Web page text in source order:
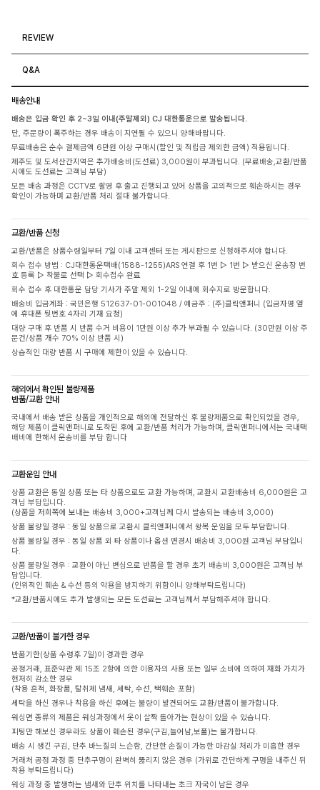
REVIEW
Q&A
배송안내
배송은 입금 확인 후 2~3일 이내(주말제외) CJ 대한통운으로 발송됩니다.
단, 주문량이 폭주하는 경우 배송이 지연될 수 있으니 양해바랍니다.
무료배송은 순수 결제금액 6만원 이상 구매시(할인 및 적립금 제외한 금액) 적용됩니다.
제주도 및 도서산간지역은 추가배송비(도선료) 3,000원이 부과됩니다. (무료배송,교환/반품
시에도 도선료는 고객님 부담)
모든 배송 과정은 CCTV로 촬영 후 출고 진행되고 있어 상품을 고의적으로 훼손하시는 경우
확인이 가능하며 교환/반품 처리 절대 불가합니다.
교환/반품 신청
교환/반품은 상품수령일부터 7일 이내 고객센터 또는 게시판으로 신청해주셔야 합니다.
회수 접수 방법 : CJ대한통운택배(1588-1255)ARS 연결 후 1번 ▷ 1번 ▷ 받으신 운송장 번
호 등록 ▷ 착불로 선택 ▷ 회수접수 완료
회수 접수 후 대한통운 담당 기사가 주말 제외 1-2일 이내에 회수지로 방문합니다.
배송비 입금계좌 : 국민은행 512637-01-001048 / 예금주 : (주)클릭앤퍼니 (입금자명 옆
에 휴대폰 뒷번호 4자리 기재 요청)
대량 구매 후 반품 시 반품 수거 비용이 1만원 이상 추가 부과될 수 있습니다. (30만원 이상 주
문건/상품 개수 70% 이상 반품 시)
상습적인 대량 반품 시 구매에 제한이 있을 수 있습니다.
해외에서 확인된 불량제품
반품/교환 안내
국내에서 배송 받은 상품을 개인적으로 해외에 전달하신 후 불량제품으로 확인되었을 경우,
해당 제품이 클릭앤퍼니로 도착된 후에 교환/반품 처리가 가능하며, 클릭앤퍼니에서는 국내택
배비에 한해서 운송비를 부담 합니다
교환운임 안내
상품 교환은 동일 상품 또는 타 상품으로도 교환 가능하며, 교환시 교환배송비 6,000원은 고
객님 부담입니다.
(상품을 저희쪽에 보내는 배송비 3,000+고객님께 다시 발송되는 배송비 3,000)
상품 불량일 경우 : 동일 상품으로 교환시 클릭앤퍼니에서 왕복 운임을 모두 부담합니다.
상품 불량일 경우 : 동일 상품 외 타 상품이나 옵션 변경시 배송비 3,000원 고객님 부담입니
다.
상품 불량일 경우 : 교환이 아닌 변심으로 반품을 할 경우 초기 배송비 3,000원은 고객님 부
담입니다.
(인위적인 훼손 & 수선 등의 악용을 방지하기 위함이니 양해부탁드립니다)
*교환/반품시에도 추가 발생되는 모든 도선료는 고객님께서 부담해주셔야 합니다.
교환/반품이 불가한 경우
반품기한(상품 수령후 7일)이 경과한 경우
공정거래, 표준약관 제 15조 2항에 의한 이용자의 사용 또는 일부 소비에 의하여 재화 가치가
현저히 감소한 경우
(착용 흔적, 화장품, 탈취제 냄새, 세탁, 수선, 택훼손 포함)
세탁을 하신 경우나 착용을 하신 후에는 불량이 발견되어도 교환/반품이 불가합니다.
워싱면 종류의 제품은 워싱과정에서 옷이 살짝 돌아가는 현상이 있을 수 있습니다.
피팅만 해보신 경우라도 상품이 훼손된 경우(구김,늘어남,보풀)는 불가합니다.
배송 시 생긴 구김, 단추 바느질의 느슨함, 간단한 손질이 가능한 마감실 처리가 미흡한 경우
거래처 공정 과정 중 단추구멍이 완벽히 뚫리지 않은 경우 (가위로 간단하게 구멍을 내주신 뒤
착용 부탁드립니다)
워싱 과정 중 발생하는 냄새와 단추 위치를 나타내는 초크 자국이 남은 경우